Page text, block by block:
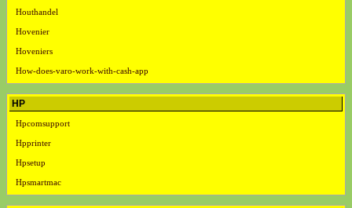
Houthandel
Hovenier
Hoveniers
How-does-varo-work-with-cash-app
HP
Hpcomsupport
Hpprinter
Hpsetup
Hpsmartmac